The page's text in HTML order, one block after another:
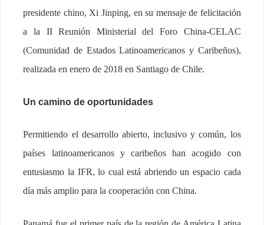
presidente chino, Xi Jinping, en su mensaje de felicitación
a la II Reunión Ministerial del Foro China-CELAC
(Comunidad de Estados Latinoamericanos y Caribeños),
realizada en enero de 2018 en Santiago de Chile.
Un camino de oportunidades
Permitiendo el desarrollo abierto, inclusivo y común, los
países latinoamericanos y caribeños han acogido con
entusiasmo la IFR, lo cual está abriendo un espacio cada
día más amplio para la cooperación con China.